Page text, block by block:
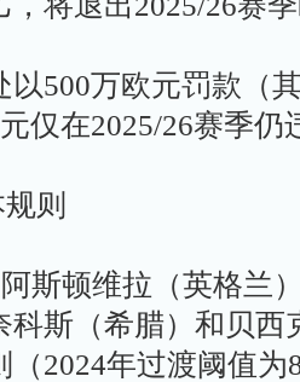
万欧元罚款（其
仅在2025/26赛季仍
则
顿维拉（英格兰
科斯（希腊）和贝西
（2024年过渡阈值